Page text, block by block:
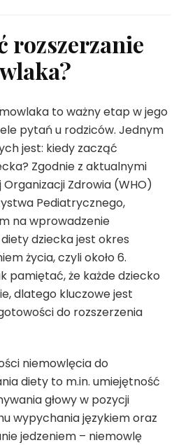
rozszerzanie
to ważny etap w jego
pytań u rodziców. Jednym
jest: kiedy zacząć
Zgodnie z aktualnymi
Zdrowia (WHO)
Pediatrycznego,
na wprowadzenie
dziecka jest okres
życia, czyli około 6.
pamiętać, że każde dziecko
dlatego kluczowe jest
do rozszerzenia
niemowlęcia do
diety to m.in. umiejętność
głowy w pozycji
wypychania językiem oraz
jedzeniem – niemowlę